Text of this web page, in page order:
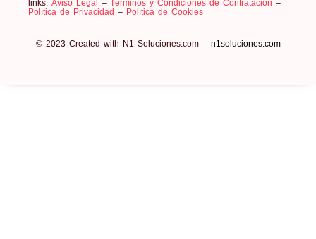
links: Aviso Legal – Términos y Condiciones de Contratación –
Política de Privacidad – Política de Cookies
© 2023 Created with N1 Soluciones.com – n1soluciones.com